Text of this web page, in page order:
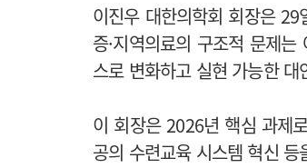
이진우 대한의학회 회장은
증·지역의료의 구조적 문제
스로 변화하고 실현 가능한
이 회장은 2026년 핵심 과
공의 수련교육 시스템 혁신 등